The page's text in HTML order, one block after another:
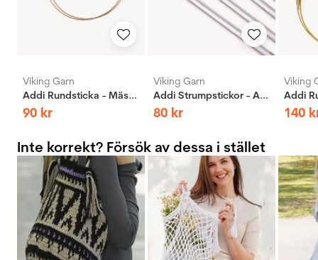
Viking Garn
Addi Rundsticka - Mässing
90 kr
Viking Garn
Addi Strumpstickor - Aluminium
80 kr
Viking
140
Inte korrekt? Försök av dessa i stället